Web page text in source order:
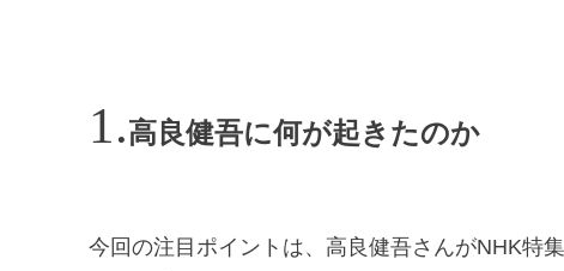
高良健吾に何が起きたのか
今回の注目ポイントは、高良健吾さんがNHK特